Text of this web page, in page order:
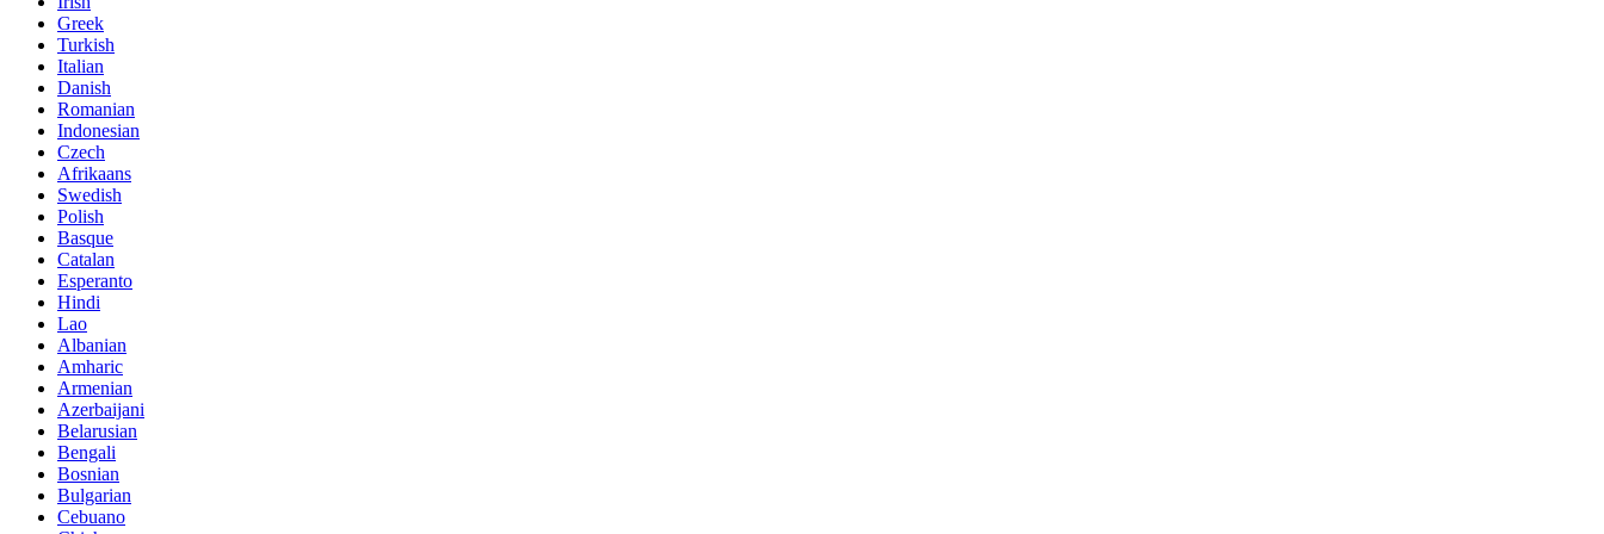
Greek
Turkish
Italian
Danish
Romanian
Indonesian
Czech
Afrikaans
Swedish
Polish
Basque
Catalan
Esperanto
Hindi
Lao
Albanian
Amharic
Armenian
Azerbaijani
Belarusian
Bengali
Bosnian
Bulgarian
Cebuano